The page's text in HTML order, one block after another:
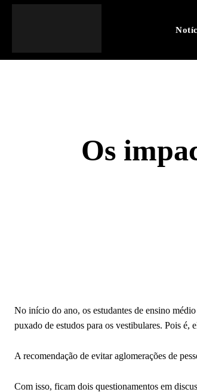
Os
No início do ano, os estudantes de ensino
puxado de estudos para os vestibulares. Pois é,
A recomendação de evitar aglomerações de
Com isso, ficam dois questionamentos em